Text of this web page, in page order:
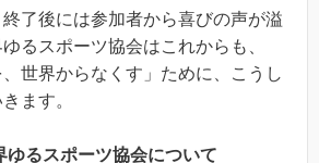
了後には参加者から喜びの声が溢
るスポーツ協会はこれからも、
、世界からなくす」ために、こうし
ます。
ゆるスポーツ協会について